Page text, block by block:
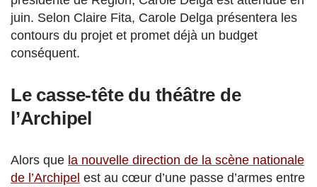
juin. Selon Claire Fita, Carole Delga présentera les
contours du projet et promet déjà un budget
conséquent.
Le casse-tête du théâtre de
l’Archipel
Alors que la nouvelle direction de la scène nationale
de l’Archipel est au cœur d’une passe d’armes entre